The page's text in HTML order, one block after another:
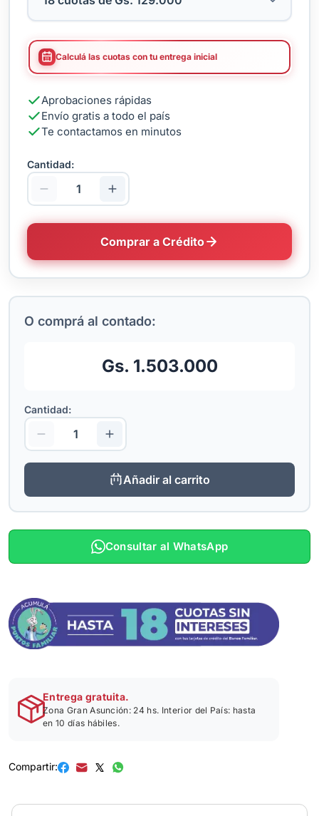
Calculá las cuotas con tu entrega inicial
Aprobaciones rápidas
Envío gratis a todo el país
Te contactamos en minutos
Cantidad:
Comprar a Crédito
O comprá al contado:
Gs. 1.503.000
Cantidad:
Añadir al carrito
Consultar al WhatsApp
Entrega gratuita.
Zona Gran Asunción: 24 hs. Interior del País: hasta
en 10 días hábiles.
Compartir: